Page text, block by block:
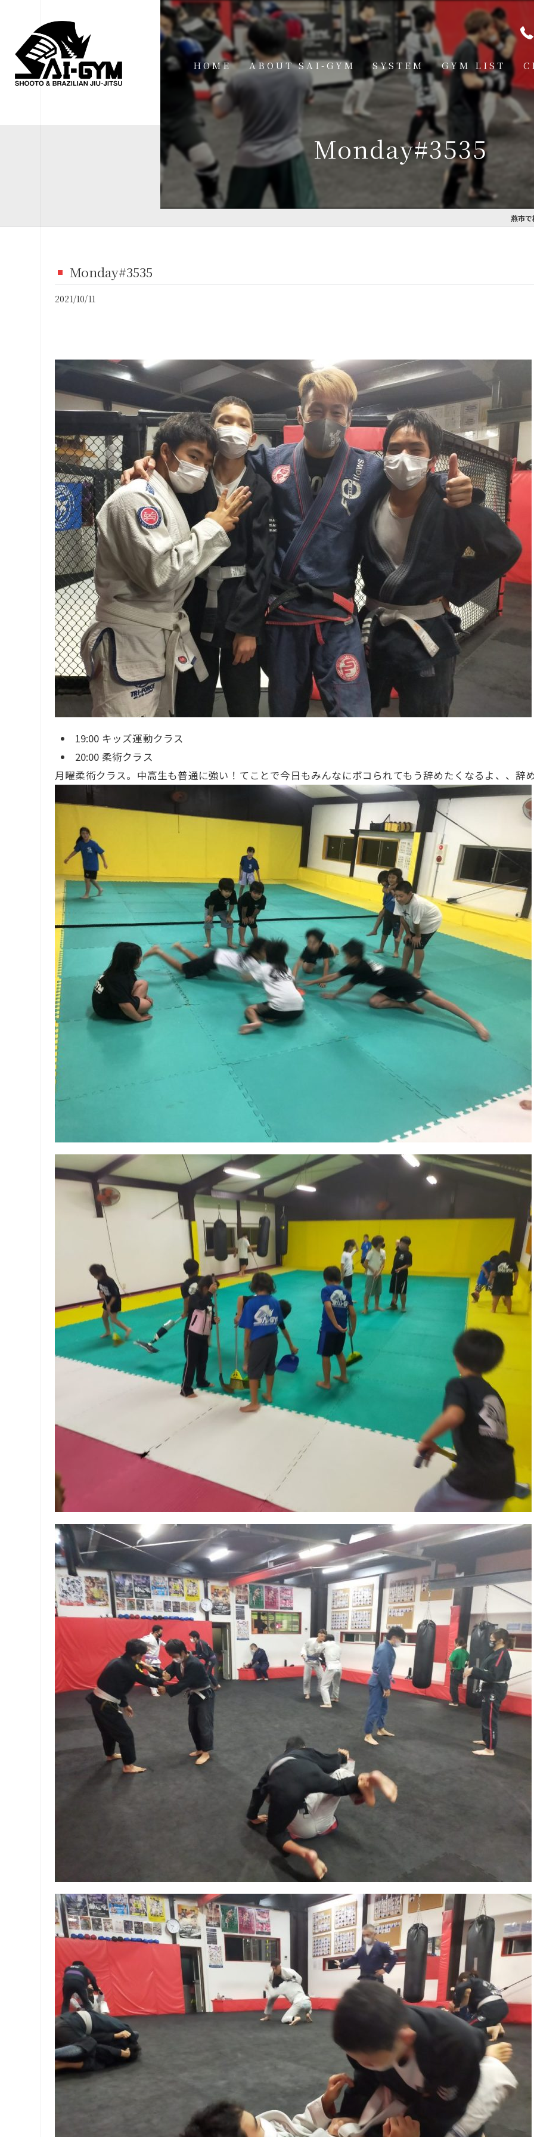
HOME ABOUT SAI-GYM
INSTRUCTOR
FAQ
FIGHTER
ACCESS
SYSTEM GYM LIST
見附道場
Monday#3535
燕市
Monday#3535
2021/10/11
19:00 キッズ運動クラス
20:00 柔術クラス
月曜柔術クラス。中高生も普通に強い！てことで今日もみんなにボコられてもう辞めたくなるよ、、辞